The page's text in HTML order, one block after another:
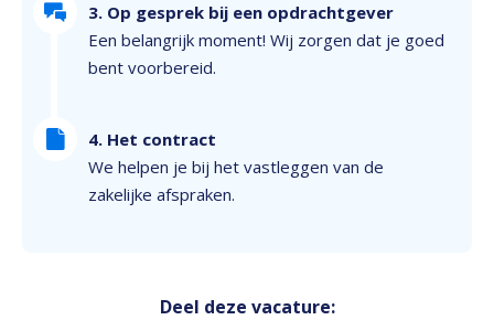
3. Op gesprek bij een opdrachtgever
Een belangrijk moment! Wij zorgen dat je goed
bent voorbereid.
4. Het contract
We helpen je bij het vastleggen van de
zakelijke afspraken.
Deel deze vacature: